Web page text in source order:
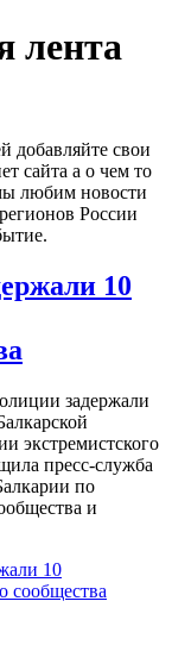
лента
добавляйте свои
сайта а о чем то
любим новости
России
10
задержали
экстремистского
пресс-служба
по
и
10
сообщества